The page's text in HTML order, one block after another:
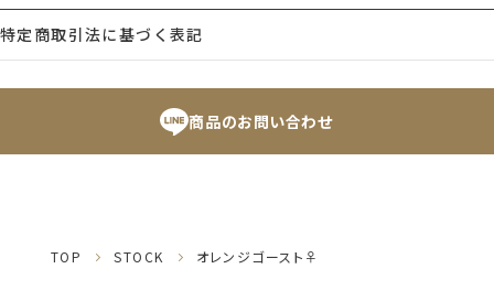
特定商取引法に基づく表記
商品のお問い合わせ
TOP STOCK オレンジゴースト♀